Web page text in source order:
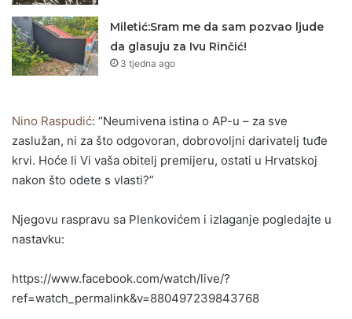
Miletić:Sram me da sam pozvao ljude
da glasuju za Ivu Rinčić!
3 tjedna ago
Nino Raspudić: “Neumivena istina o AP-u – za sve
zaslužan, ni za što odgovoran, dobrovoljni darivatelj tuđe
krvi. Hoće li Vi vaša obitelj premijeru, ostati u Hrvatskoj
nakon što odete s vlasti?”
Njegovu raspravu sa Plenkovićem i izlaganje pogledajte u
nastavku:
https://www.facebook.com/watch/live/?
ref=watch_permalink&v=880497239843768